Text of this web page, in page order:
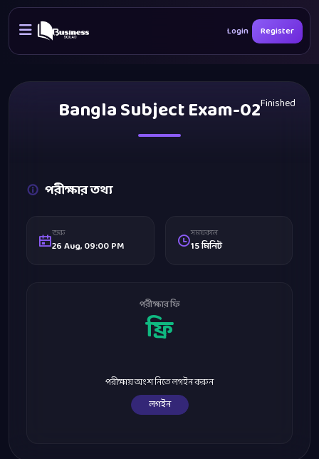
Login Register
Finished
Bangla Subject Exam-02
পরীক্ষার তথ্য
শুরু
26 Aug, 09:00 PM
সময়কাল
15 মিনিট
পরীক্ষার ফি
ফ্রি
পরীক্ষায় অংশ নিতে লগইন করুন
লগইন